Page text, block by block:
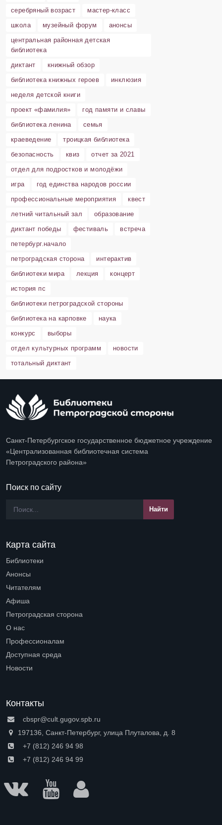
серебряный возраст
мастер-класс
школа
музейный форум
анонсы
центральная районная детская
библиотека
диктант
книжный обзор
библиотека книжных героев
инклюзия
неделя детской книги
проект «фамилия»
год памяти и славы
библиотека ленина
семья
краеведение
троицкая библиотека
безопасность
квиз
отчет за 2021
отдел для подростков и молодёжи
игра
год единства народов россии
профессиональные мероприятия
квест
летний читальный зал
образование
диктант победы
фестиваль
встреча
петербург.начало
петроградская сторона
интерактив
библиотеки мира
лекция
концерт
история пс
библиотеки петроградской стороны
библиотека на карповке
наука
конкурс
выборы
отдел культурных программ
новости
тотальный диктант
Санкт-Петербургское государственное бюджетное учреждение
«Централизованная библиотечная система
Петроградского района»
Поиск по сайту
Карта сайта
Библиотеки
Анонсы
Читателям
Афиша
Петроградская сторона
О нас
Профессионалам
Доступная среда
Новости
Контакты
cbspr@cult.gugov.spb.ru
197136, Санкт-Петербург, улица Плуталова, д. 8
+7 (812) 246 94 98
+7 (812) 246 94 99